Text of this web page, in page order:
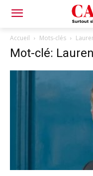
Accueil Mots-clés
Mot-clé: